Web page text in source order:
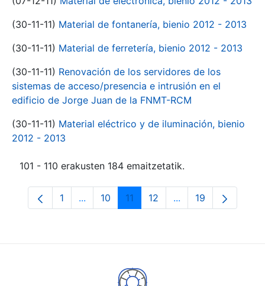
(30-11-11) Material de fontanería, bienio 2012 - 2013
(30-11-11) Material de ferretería, bienio 2012 - 2013
(30-11-11) Renovación de los servidores de los
sistemas de acceso/presencia e intrusión en el
edificio de Jorge Juan de la FNMT-RCM
(30-11-11) Material eléctrico y de iluminación, bienio
2012 - 2013
101 - 110 erakusten 184 emaitzetatik.
Orrialdea
1 ...Intermediate Pages Use TAB to navigate.
Orrialdea
10 Orrialdea
11 Orrialdea
12 ...Intermediate
Orrialdea
19